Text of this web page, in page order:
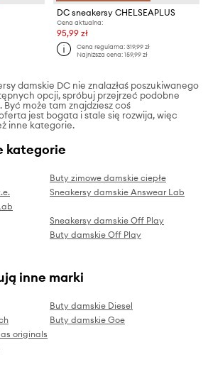
DC sneakersy CHELSEAPLUS
Cena aktualna:
95,99 zł
Cena regularna:319,99 zł
Najniższa cena:159,99 zł
damskie DC nie znalazłaś poszukiwanego
opcji, spróbuj przejrzeć podobne
Być może tam znajdziesz coś
jest bogata i stale się rozwija, więc
inne kategorie.
kategorie
Buty zimowe damskie ciepłe
Sneakersy damskie Answear Lab
Sneakersy damskie Off Play
Buty damskie Off Play
inne marki
Buty damskie Diesel
Buty damskie Goe
originals